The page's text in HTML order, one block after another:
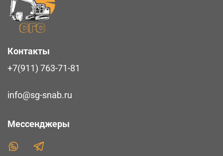
Контакты
+7(911) 763-71-81
info@sg-snab.ru
Мессенджеры